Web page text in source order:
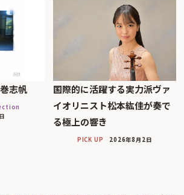
志帆
国際的に活躍する実力派ヴァ
イオリニスト松本紘佳が奏で
る極上の響き
PICK UP 2026年8月2日